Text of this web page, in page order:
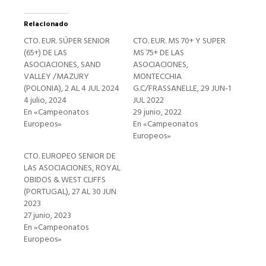
Relacionado
CTO. EUR. SÚPER SENIOR
(65+) DE LAS
ASOCIACIONES, SAND
VALLEY /MAZURY
(POLONIA), 2 AL 4 JUL 2024
4 julio, 2024
En «Campeonatos
Europeos»
CTO. EUR. MS 70+ Y SUPER
MS 75+ DE LAS
ASOCIACIONES,
MONTECCHIA
G.C/FRASSANELLE, 29 JUN-1
JUL 2022
29 junio, 2022
En «Campeonatos
Europeos»
CTO. EUROPEO SENIOR DE
LAS ASOCIACIONES, ROYAL
OBIDOS & WEST CLIFFS
(PORTUGAL), 27 AL 30 JUN
2023
27 junio, 2023
En «Campeonatos
Europeos»